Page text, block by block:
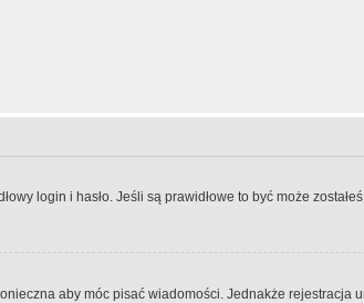
login i hasło. Jeśli są prawidłowe to być może
aby móc pisać wiadomości. Jednakże